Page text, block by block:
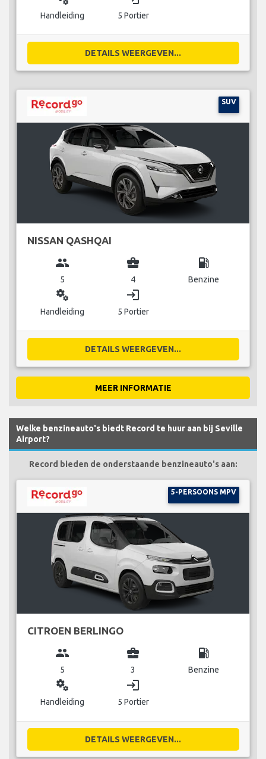
Handleiding 5 Portier
DETAILS WEERGEVEN...
SUV
NISSAN QASHQAI
group
5
business_center
4
local_gas_station
Benzine
miscellaneous_services
Handleiding
login
5 Portier
DETAILS WEERGEVEN...
MEER INFORMATIE
Welke benzineauto's biedt Record te huur aan bij Seville
Airport?
Record bieden de onderstaande benzineauto's aan:
5-PERSOONS MPV
CITROEN BERLINGO
group
5
business_center
3
local_gas_station
Benzine
miscellaneous_services
Handleiding
login
5 Portier
DETAILS WEERGEVEN...